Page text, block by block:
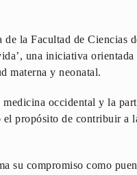
la Facultad de Ciencias
una iniciativa
materna y neonatal.
occidental y la
propósito de contribuir a
compromiso como